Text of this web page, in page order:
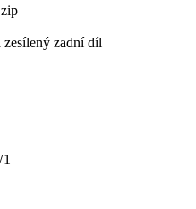
zadní díl